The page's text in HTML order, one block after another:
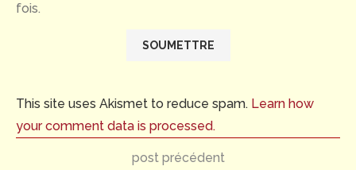
fois.
This site uses Akismet to reduce spam. Learn how
your comment data is processed.
post précédent